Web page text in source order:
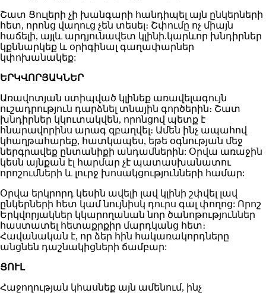
Շատ Ցուլերի չի խանգարի հանդիպել այն ընկերների
հետ, որոնց վաղուց չեն տեսել։ Շփումը ոչ միայն
հաճելի, այլև արդյունավետ կլինի.կարևոր խնդիրներ
կքննարկեք և օրիգինալ գաղափարներ
կփոխանակեք:
ԵՐԿՎՈՐՅԱԿՆԵՐ
Առավոտյան ստիպված կլինեք առավելագույն
ուշադրություն դարձնել տնային գործերին։ Շատ
խնդիրներ կկուտակվեն, որոնցով պետք է
հնարավորինս արագ զբաղվել։ Ամեն ինչ ապահով
կհաղթահարեք, հատկապես, եթե օգնության մեջ
ներգրավեք ընտանիքի անդամներին: Օրվա առաջին
կեսն այնքան էլ հարմար չէ պատասխանատու
որոշումների և լուրջ խոսակցությունների համար:
Օրվա երկրորդ կեսին ավելի լավ կլինի շփվել լավ
ընկերների հետ կամ նույնիսկ դուրս գալ փողոց: Որոշ
Երկվորյակներ կկարողանան նոր ծանոթություններ
հաստատել հետաքրքիր մարդկանց հետ։
Հավանական է, որ ձեր հին հակառակորդները
անցնեն դաշնակիցների ճամբար:
ՑՈՒԼ
Հաջողության կհասնեք այն ամենում, ինչ